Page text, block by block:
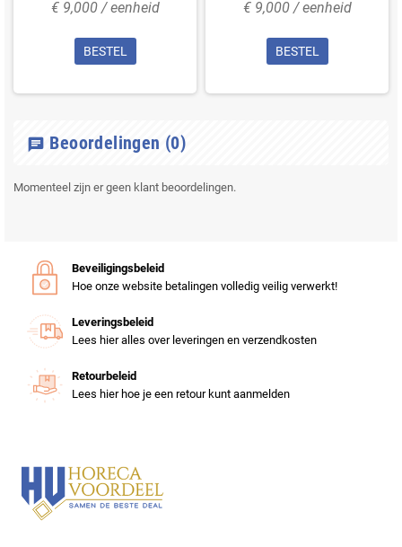
€ 9,000 / eenheid
BESTEL
€ 9,000 / eenheid
BESTEL
chat Beoordelingen (0)
Momenteel zijn er geen klant beoordelingen.
Beveiligingsbeleid
Hoe onze website betalingen volledig veilig verwerkt!
Leveringsbeleid
Lees hier alles over leveringen en verzendkosten
Retourbeleid
Lees hier hoe je een retour kunt aanmelden